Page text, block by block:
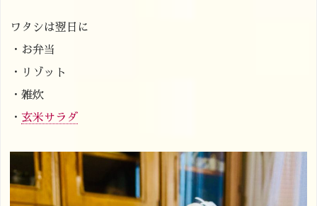
ワタシは翌日に
・お弁当
・リゾット
・雑炊
・ 玄米サラダ